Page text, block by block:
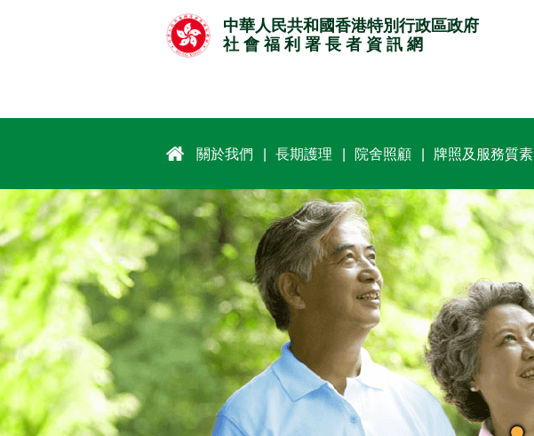
中華人民共和國香港特別行政區政府
社 會 福 利 署 長 者 資 訊 網
關於我們 長期護理 院舍照顧 牌照及服務質素